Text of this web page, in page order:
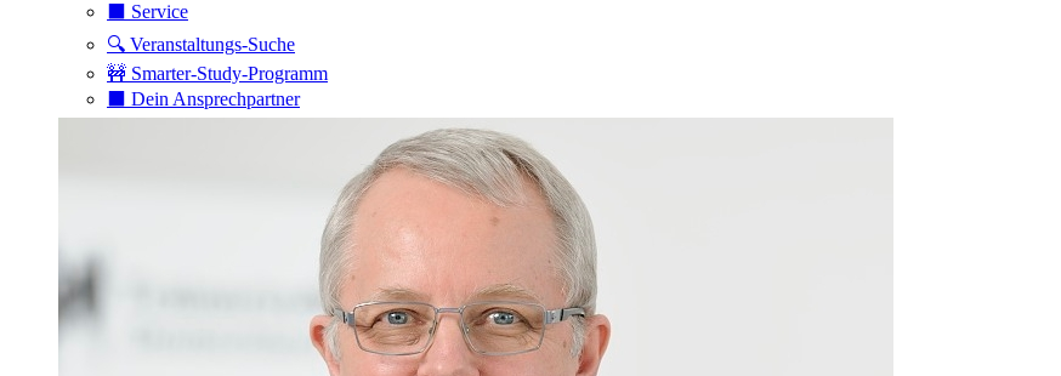
⬛️ Service
🔍 Veranstaltungs-Suche
🚧 Smarter-Study-Programm
⬛️ Dein Ansprechpartner